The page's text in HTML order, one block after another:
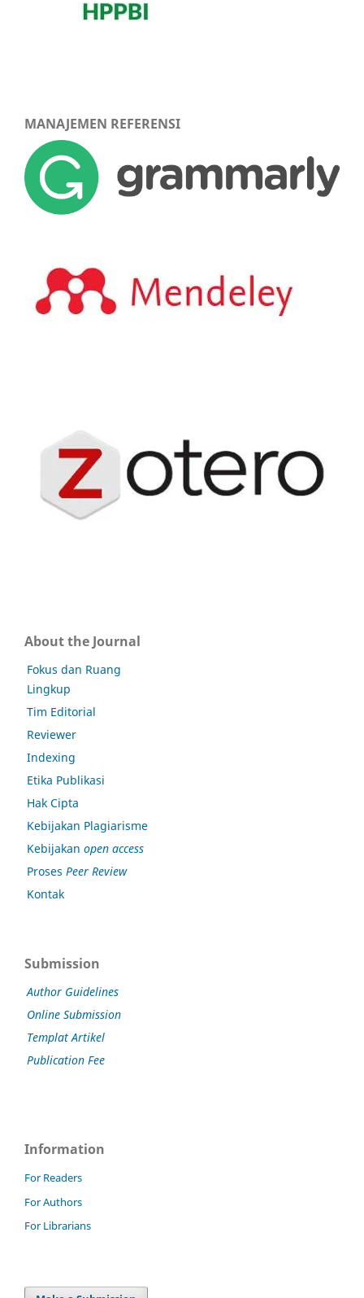
MANAJEMEN REFERENSI
About the Journal
Fokus dan Ruang
Lingkup
Tim Editorial
Reviewer
Indexing
Etika Publikasi
Hak Cipta
Kebijakan Plagiarisme
Kebijakan open access
Proses Peer Review
Kontak
Submission
Author Guidelines
Online Submission
Templat Artikel
Publication Fee
Information
For Readers
For Authors
For Librarians